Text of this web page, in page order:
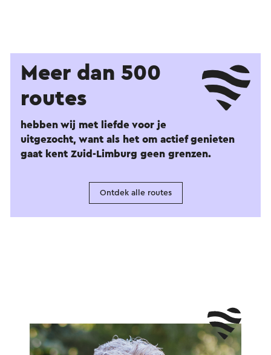
Meer dan 500
routes
hebben wij met liefde voor je
uitgezocht, want als het om actief genieten
gaat kent Zuid-Limburg geen grenzen.
Ontdek alle routes